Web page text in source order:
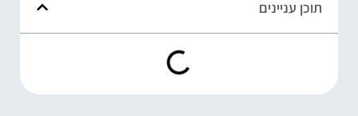
תוכן עניינים